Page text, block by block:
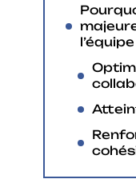
l’équipe